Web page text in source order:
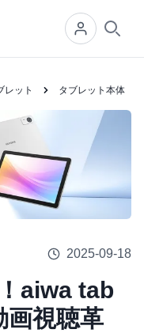
レット タブレット本体
2025-09-18
aiwa tab
画視聴革